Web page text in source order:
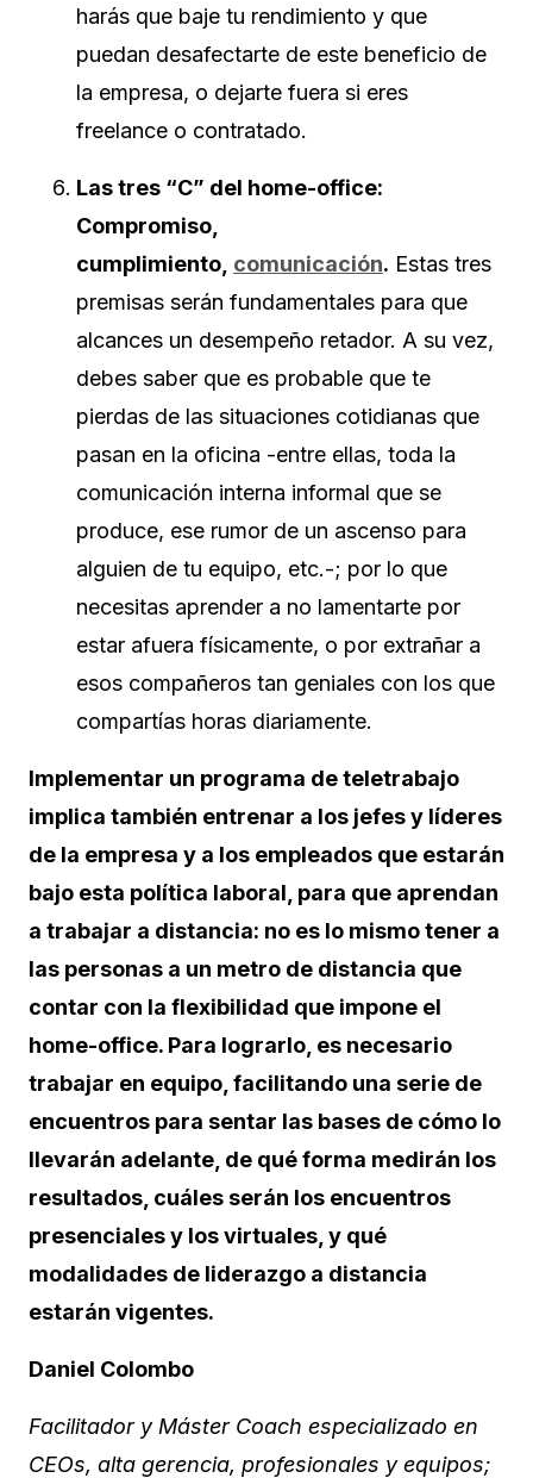
harás que baje tu rendimiento y que
puedan desafectarte de este beneficio de
la empresa, o dejarte fuera si eres
freelance o contratado.
Las tres “C” del home-office:
Compromiso,
cumplimiento, comunicación. Estas tres
premisas serán fundamentales para que
alcances un desempeño retador. A su vez,
debes saber que es probable que te
pierdas de las situaciones cotidianas que
pasan en la oficina -entre ellas, toda la
comunicación interna informal que se
produce, ese rumor de un ascenso para
alguien de tu equipo, etc.-; por lo que
necesitas aprender a no lamentarte por
estar afuera físicamente, o por extrañar a
esos compañeros tan geniales con los que
compartías horas diariamente.
Implementar un programa de teletrabajo
implica también entrenar a los jefes y líderes
de la empresa y a los empleados que estarán
bajo esta política laboral, para que aprendan
a trabajar a distancia: no es lo mismo tener a
las personas a un metro de distancia que
contar con la flexibilidad que impone el
home-office. Para lograrlo, es necesario
trabajar en equipo, facilitando una serie de
encuentros para sentar las bases de cómo lo
llevarán adelante, de qué forma medirán los
resultados, cuáles serán los encuentros
presenciales y los virtuales, y qué
modalidades de liderazgo a distancia
estarán vigentes.
Daniel Colombo
Facilitador y Máster Coach especializado en
CEOs, alta gerencia, profesionales y equipos;